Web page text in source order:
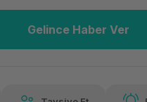
Gelince Haber Ver